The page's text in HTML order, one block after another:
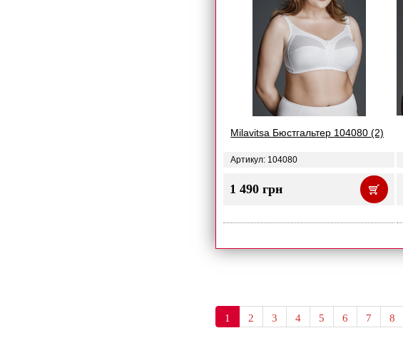
Milavitsa Бюстгальтер 104080 (2)
Артикул: 104080
1 490 грн
1 2 3 4 5 6 7 8